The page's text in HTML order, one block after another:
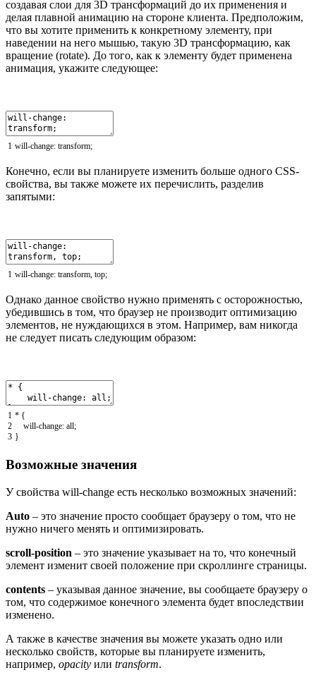
создавая слои для 3D трансформаций до их применения и
делая плавной анимацию на стороне клиента. Предположим,
что вы хотите применить к конкретному элементу, при
наведении на него мышью, такую 3D трансформацию, как
вращение (rotate). До того, как к элементу будет применена
анимация, укажите следующее:
1 will-change: transform;
Конечно, если вы планируете изменить больше одного CSS-
свойства, вы также можете их перечислить, разделив
запятыми:
1 will-change: transform top;
Однако данное свойство нужно применять с осторожностью,
убедившись в том, что браузер не производит оптимизацию
элементов, не нуждающихся в этом. Например, вам никогда
не следует писать следующим образом:
1
2
3
* {
will-change: all;
}
Возможные значения
У свойства will-change есть несколько возможных значений:
Auto – это значение просто сообщает браузеру о том, что не
нужно ничего менять и оптимизировать.
scroll-position – это значение указывает на то, что конечный
элемент изменит своей положение при скроллинге страницы.
contents – указывая данное значение, вы сообщаете браузеру о
том, что содержимое конечного элемента будет впоследствии
изменено.
А также в качестве значения вы можете указать одно или
несколько свойств, которые вы планируете изменить,
например, opacity или transform.